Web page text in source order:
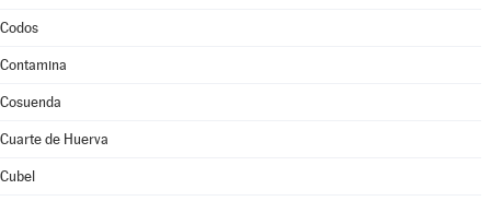
Codos
Contamina
Cosuenda
Cuarte de Huerva
Cubel